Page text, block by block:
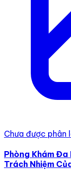
Chưa được phân
Phòng Khám Đa
Trách Nhiệm